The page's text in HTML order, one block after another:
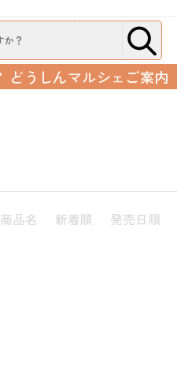
どうしんマルシェご案内
商品名 新着順 発売日順